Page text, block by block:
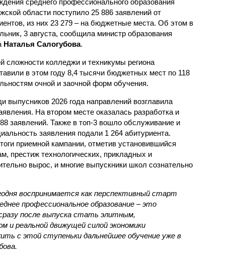
области поступило 25 886 заявлений от
из них 23 279 – на бюджетные места. Об этом в
3 августа, сообщила министр образования
Наталья Салогубова.
сложности колледжи и техникумы региона
в этом году 8,4 тысячи бюджетных мест по 118
очной и заочной форм обучения.
выпусников 2026 года направлений возглавила
На втором месте оказалась разработка и
заявлений. Также в топ-3 вошло обслуживание и
заявления подали 1 264 абитуриента.
приемной кампании, отметив установившийся
престиж технологических, прикладных и
вырос, и многие выпускники школ сознательно
воспринимается как перспективный старт
профессиональное образование – это
после выпуска стать элитным,
и реальной движущей силой экономики
с этой ступеньки дальнейшее обучение уже в